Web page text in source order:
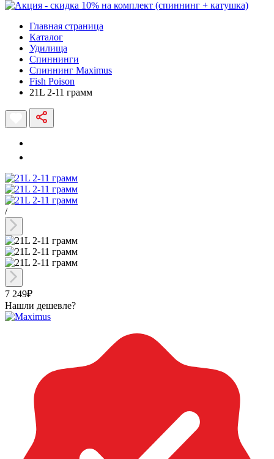
Главная страница
Каталог
Удилища
Спиннинги
Спиннинг Maximus
Fish Poison
21L 2-11 грамм
/
7 249₽
Нашли дешевле?